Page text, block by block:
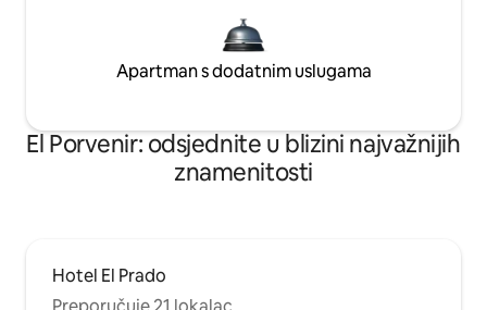
Apartman s dodatnim uslugama
El Porvenir: odsjednite u blizini najvažnijih
znamenitosti
Hotel El Prado